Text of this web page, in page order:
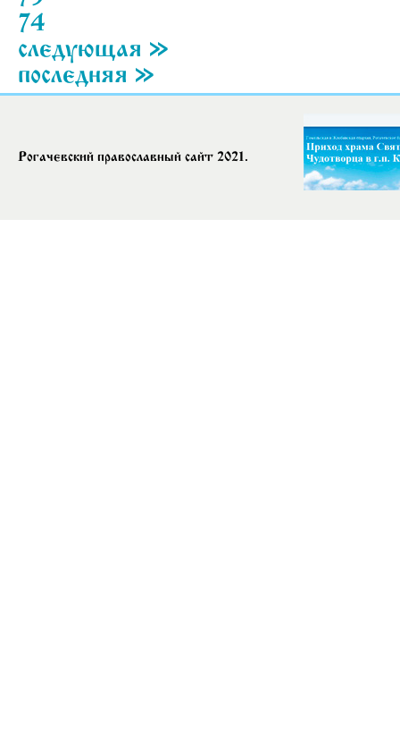
74
следующая »
последняя »
Рогачевский православный сайт 2021.